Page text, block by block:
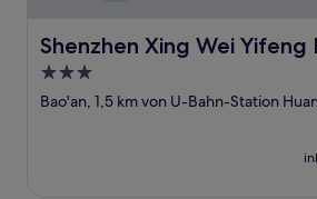
Shenzhen Xing Wei Yifeng
Shenzhen Xing Wei Yifeng Hotel
3.0-
Sterne-
Bao'an, 1,5 km von U-Bahn-Station